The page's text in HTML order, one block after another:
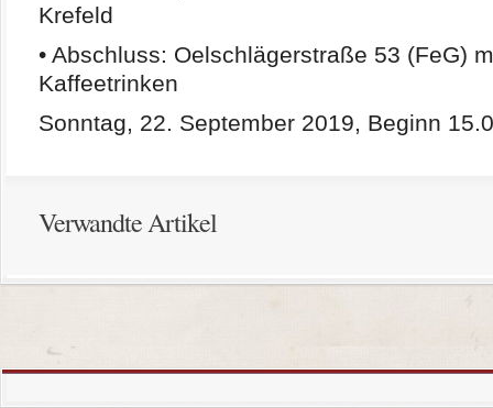
Krefeld
• Abschluss: Oelschlägerstraße 53 (FeG)
Kaffeetrinken
Sonntag, 22. September 2019, Beginn
Verwandte Artikel